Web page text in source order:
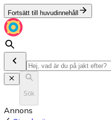
Fortsätt till huvudinnehåll
Sök
Annons